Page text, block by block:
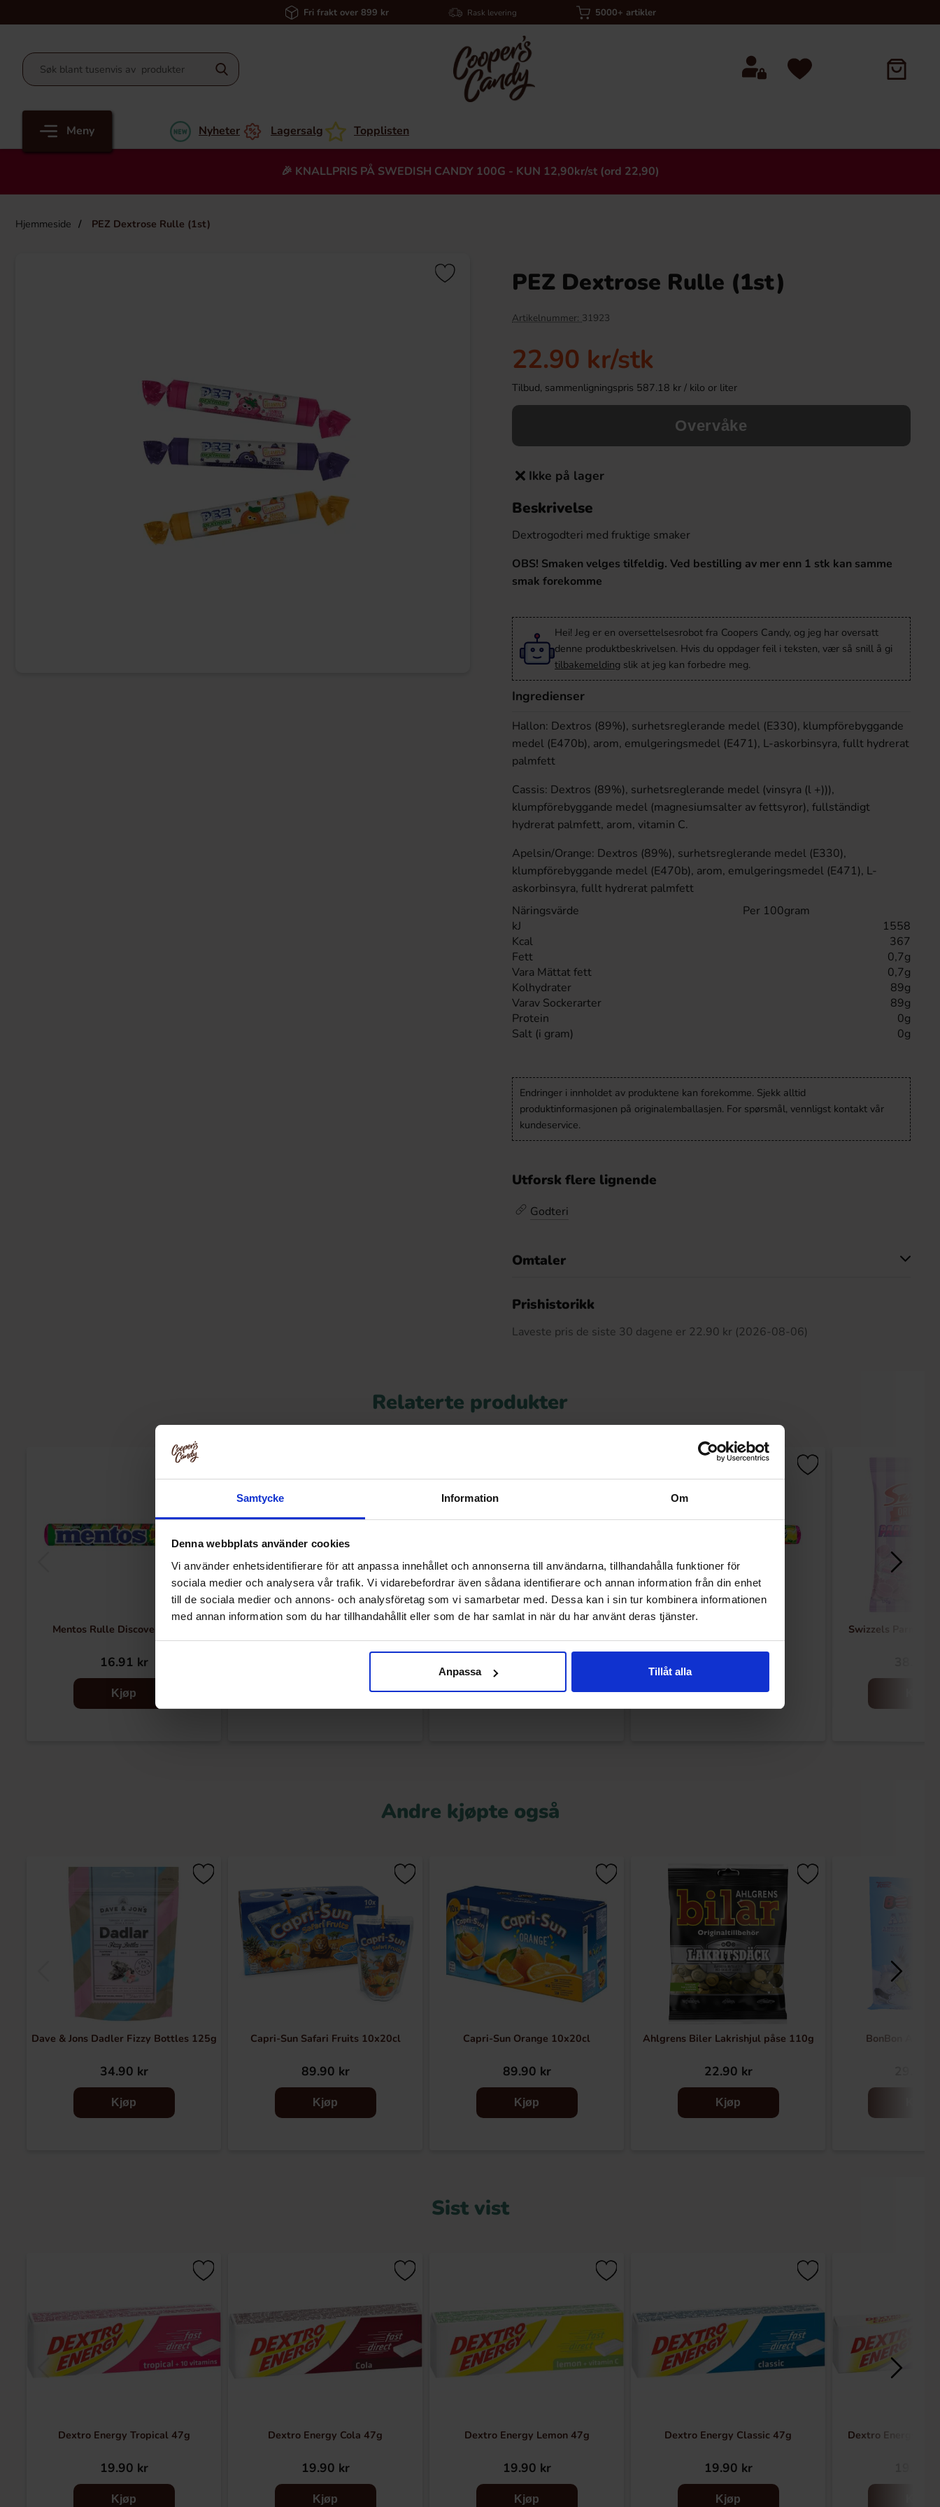
Samtycke Information Om
Denna webbplats använder cookies
Vi använder enhetsidentifierare för att anpassa innehållet och annonserna till användarna, tillhandahålla funktioner för
sociala medier och analysera vår trafik. Vi vidarebefordrar även sådana identifierare och annan information från din enhet
till de sociala medier och annons- och analysföretag som vi samarbetar med. Dessa kan i sin tur kombinera informationen
med annan information som du har tillhandahållit eller som de har samlat in när du har använt deras tjänster.
Anpassa Tillåt alla
Fri frakt over 899 kr Rask levering 5000+ artikler
Meny Nyheter Lagersalg Topplisten
🎉 KNALLPRIS PÅ SWEDISH CANDY 100G - KUN 12,90kr/st (ord 22,90)
Hjemmeside PEZ Dextrose Rulle (1st)
Heading
Green Star Mjölkchoklad Laktosfri 100g
Monster Energy Ultra Peachy Keen
500ml x 24st
Goldfish Crackers Cheddar 187g
89.90 kr
PEZ Dextrose Rulle (1st)
Artikelnummer: 31923
22.90 kr/stk
Tilbud, sammenligningspris 587.18 kr / kilo or liter
Overvåke
Ikke på lager
Beskrivelse
Dextrogodteri med fruktige smaker
OBS! Smaken velges tilfeldig. Ved bestilling av mer enn 1 stk kan samme
smak forekomme
Hei! Jeg er en oversettelsesrobot fra Coopers Candy, og jeg har oversatt
denne produktbeskrivelsen. Hvis du oppdager feil i teksten, vær så snill å gi
tilbakemelding slik at jeg kan forbedre meg.
Ingredienser
Hallon: Dextros (89%), surhetsreglerande medel (E330), klumpförebyggande
medel (E470b), arom, emulgeringsmedel (E471), L-askorbinsyra, fullt hydrerat
palmfett
Cassis: Dextros (89%), surhetsreglerande medel (vinsyra (l +))),
klumpförebyggande medel (magnesiumsalter av fettsyror), fullständigt
hydrerat palmfett, arom, vitamin C.
Apelsin/Orange: Dextros (89%), surhetsreglerande medel (E330),
klumpförebyggande medel (E470b), arom, emulgeringsmedel (E471), L-
askorbinsyra, fullt hydrerat palmfett
Näringsvärde
Per 100gram
kJ
1558
Kcal
367
Fett
0,7g
Vara Mättat fett
0,7g
Kolhydrater
89g
Varav Sockerarter
89g
Protein
0g
Salt (i gram)
0g
Endringer i innholdet av produktene kan forekomme. Sjekk alltid
produktinformasjonen på originalemballasjen. For spørsmål, vennligst kontakt vår
kundeservice.
Utforsk flere lignende
Godteri
Omtaler
Prishistorikk
Laveste pris de siste 30 dagene er 22.90 kr (2026-08-06)
Relaterte produkter
Mentos Rulle Discovery 37.5g
16.91 kr
Kjøp Kjøp Kjøp
Swizzels Parma
Andre kjøpte også
Dave & Jons Dadler Fizzy Bottles 125g
34.90 kr
Kjøp
Capri-Sun Safari Fruits 10x20cl
89.90 kr
Kjøp
Capri-Sun Orange 10x20cl
89.90 kr
Kjøp
Ahlgrens Biler Lakrishjul påse 110g
22.90 kr
Kjøp
BonBon
Sist vist
Dextro Energy Tropical 47g
19.90 kr
Kjøp
Dextro Energy Cola 47g
19.90 kr
Kjøp
Dextro Energy Lemon 47g
19.90 kr
Kjøp
Dextro Energy Classic 47g
19.90 kr
Kjøp
Dextro Energy